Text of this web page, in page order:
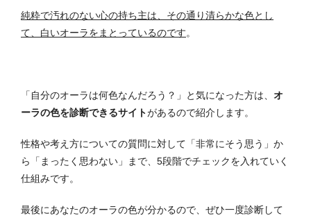
純粋で汚れのない心の持ち主は、その通り清らかな色とし
て、白いオーラをまとっているのです。
「自分のオーラは何色なんだろう？」と気になった方は、 オ
ーラの色を診断できるサイトがあるので紹介します。
性格や考え方についての質問に対して「非常にそう思う」か
ら「まったく思わない」まで、5段階でチェックを入れていく
仕組みです。
最後にあなたのオーラの色が分かるので、ぜひ一度診断して